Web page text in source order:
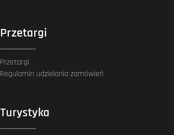
Przetargi
Przetargi
Regulamin udzielania zamówień
Turystyka